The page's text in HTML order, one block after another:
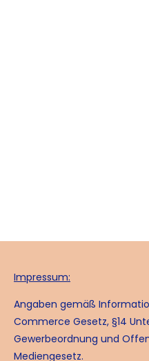
Impressum:
Angaben gemäß
Commerce Gesetz, §14
Gewerbeordnung und
Mediengesetz.